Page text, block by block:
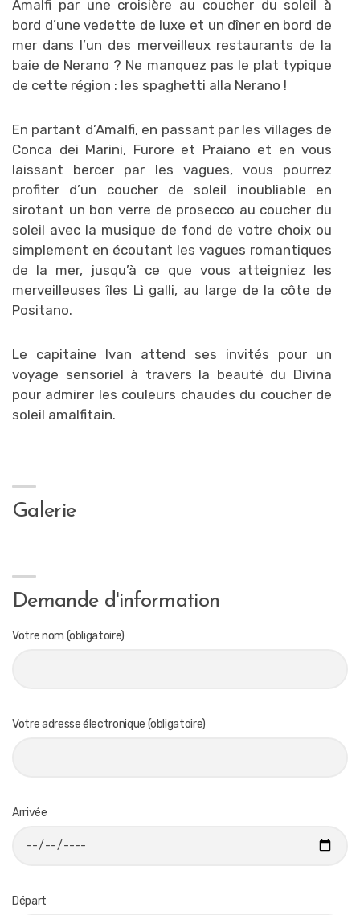
Amalfi par une croisière au coucher du soleil à
bord d’une vedette de luxe et un dîner en bord de
mer dans l’un des merveilleux restaurants de la
baie de Nerano ? Ne manquez pas le plat typique
de cette région : les spaghetti alla Nerano !
En partant d’Amalfi, en passant par les villages de
Conca dei Marini, Furore et Praiano et en vous
laissant bercer par les vagues, vous pourrez
profiter d’un coucher de soleil inoubliable en
sirotant un bon verre de prosecco au coucher du
soleil avec la musique de fond de votre choix ou
simplement en écoutant les vagues romantiques
de la mer, jusqu’à ce que vous atteigniez les
merveilleuses îles Lì galli, au large de la côte de
Positano.
Le capitaine Ivan attend ses invités pour un
voyage sensoriel à travers la beauté du Divina
pour admirer les couleurs chaudes du coucher de
soleil amalfitain.
Galerie
Demande d'information
Votre nom (obligatoire)
Votre adresse électronique (obligatoire)
Arrivée
Départ